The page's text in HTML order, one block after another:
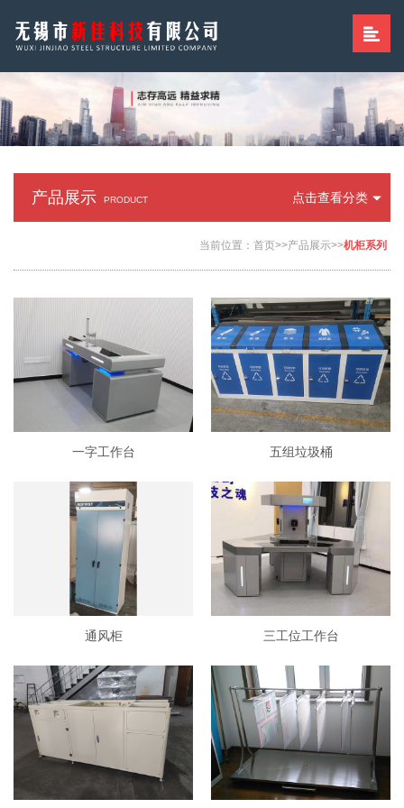
点击查看分类
产品展示 PRODUCT
当前位置： 首页>>产品展示>>机柜系列
一字工作台 五组垃圾桶
通风柜 三工位工作台